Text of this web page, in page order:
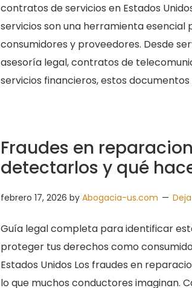
contratos de servicios en Estados
servicios son una herramienta
consumidores y proveedores. Desde
asesoría legal, contratos de
servicios financieros, estos
Fraudes en
detectarlos y qué
febrero 17, 2026 by Abogacia-us.com
Guía legal completa para identificar
proteger tus derechos como
Estados Unidos Los fraudes en
lo que muchos conductores imaginan.